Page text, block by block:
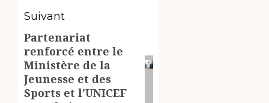
Suivant
Article
suivant:
Partenariat
renforcé entre le
Ministère de la
Jeunesse et des
Sports et l’UNICEF